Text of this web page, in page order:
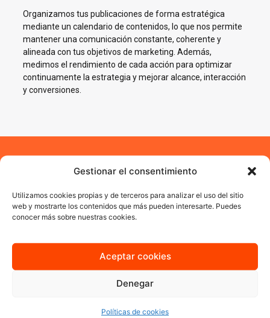
Gestionar el consentimiento
Utilizamos cookies propias y de terceros para analizar el uso del sitio
web y mostrarte los contenidos que más pueden interesarte. Puedes
conocer más sobre nuestras cookies.
Aceptar cookies
Denegar
Políticas de cookies
Organizamos tus publicaciones de forma estratégica
mediante un calendario de contenidos, lo que nos permite
mantener una comunicación constante, coherente y
alineada con tus objetivos de marketing. Además,
medimos el rendimiento de cada acción para optimizar
continuamente la estrategia y mejorar alcance, interacción
y conversiones.
Impulsamos tu negocio en
Redes Sociales en Riveira
En AJA Publicidad te ayudamos a crecer en Social Media con
Quiero más información